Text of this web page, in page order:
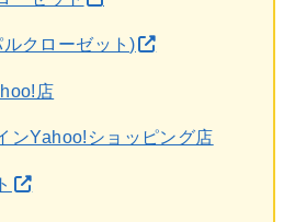
クローゼット)
店
ンYahoo!ショッピング店